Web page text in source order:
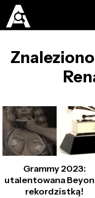
Grammy 2023:
utalentowana
rekordzistką!